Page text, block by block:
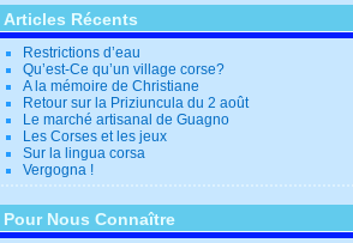
Articles Récents
Restrictions d’eau
Qu’est-Ce qu’un village corse?
A la mémoire de Christiane
Retour sur la Priziuncula du 2 août
Le marché artisanal de Guagno
Les Corses et les jeux
Sur la lingua corsa
Vergogna !
Pour Nous Connaître